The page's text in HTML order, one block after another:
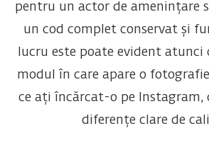
pentru un actor de amenințare
un cod complet conservat și
lucru este poate evident
modul în care apare o
ce ați încărcat-o pe Instagram,
diferențe clare de